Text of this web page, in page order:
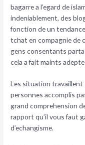
bagarre a l’egard de
indeniablement, des
fonction de un
tchat en compagnie de
gens consentants
cela a fait maints
Les situation travaillent
personnes accomplis
grand comprehension
rapport qu’il vous faut
d’echangisme.